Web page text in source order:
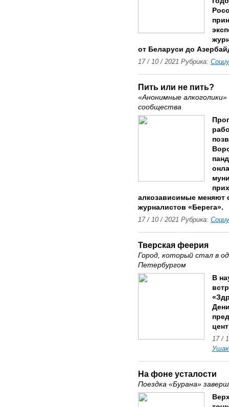
от Беларуси до
17 / 10 / 2021 Рубрика:
Пить или не пить?
«Анонимные
сообщества
алкозависимые меняют
журналистов «Берега».
17 / 10 / 2021 Рубрика:
Тверская феерия
Город, который стал в
Петербургом
В
17 /
На фоне усталости
Поездка «Бурана»